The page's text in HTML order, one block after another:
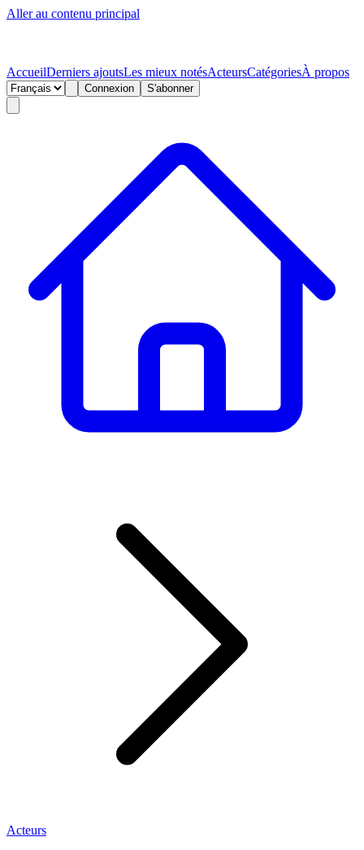
Aller au contenu principal
AccueilDerniers ajoutsLes mieux notésActeursCatégoriesÀ propos
Connexion S'abonner
Acteurs